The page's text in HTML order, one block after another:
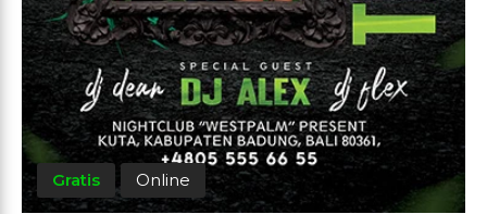
Gratis Online